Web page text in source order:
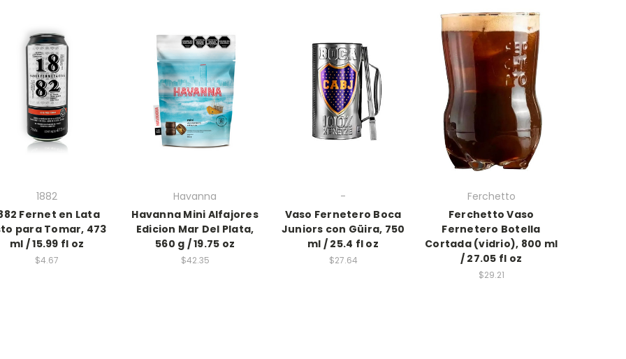
1882
Fernet en Lata
para Tomar, 473
ml / 15.99 fl oz
$4.67
Havanna
Havanna Mini Alfajores
Edicion Mar Del Plata,
560 g / 19.75 oz
$42.35
-
Vaso Fernetero Boca
Juniors con Güira, 750
ml / 25.4 fl oz
$27.64
Ferchetto
Ferchetto Vaso
Fernetero Botella
Cortada (vidrio), 800 ml
/ 27.05 fl oz
$29.21